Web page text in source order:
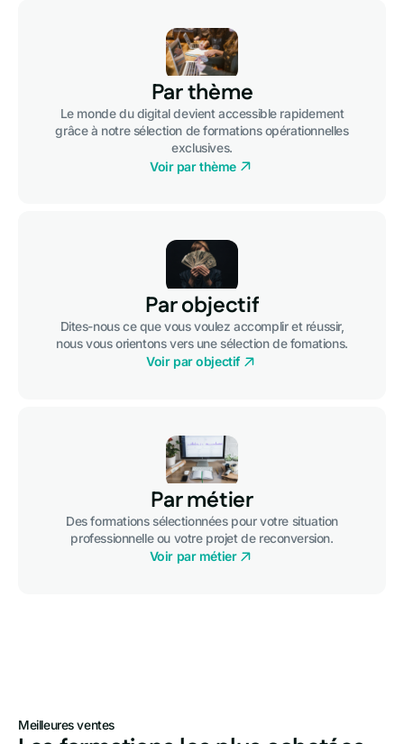
Par thème
Le monde du digital devient accessible rapidement
grâce à notre sélection de formations opérationnelles
exclusives.
Voir par thème
Par objectif
Dites-nous ce que vous voulez accomplir et réussir,
nous vous orientons vers une sélection de fomations.
Voir par objectif
Par métier
Des formations sélectionnées pour votre situation
professionnelle ou votre projet de reconversion.
Voir par métier
Meilleures ventes